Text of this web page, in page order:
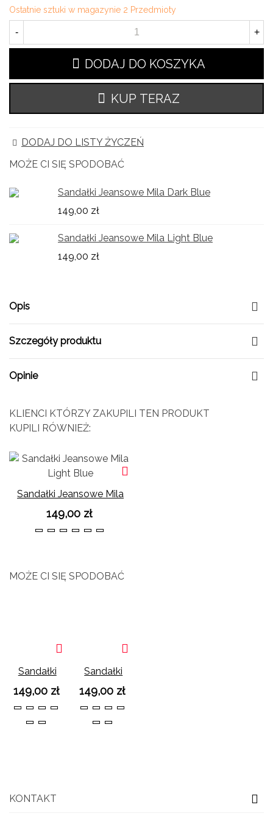
Ostatnie sztuki w magazynie 2 Przedmioty
- +
DODAJ DO KOSZYKA
KUP TERAZ
DODAJ DO LISTY ŻYCZEŃ
MOŻE CI SIĘ SPODOBAĆ
Sandałki Jeansowe Mila Dark Blue
149,00 zł
Sandałki Jeansowe Mila Light Blue
149,00 zł
Opis
Szczegóły produktu
Opinie
KLIENCI KTÓRZY ZAKUPILI TEN PRODUKT
KUPILI RÓWNIEŻ:
Sandałki Jeansowe Mila
Light Blue
149,00 zł
363738394041
MOŻE CI SIĘ SPODOBAĆ
Sandałki
Jeansowe
Mila Dark
149,00 zł
35363738
3940
Sandałki
Jeansowe
Mila Light
149,00 zł
36373839
4041
KONTAKT